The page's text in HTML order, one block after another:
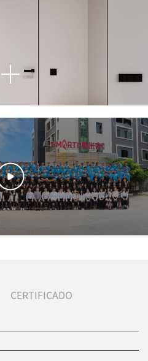
y los armarios blancos forman
una pintura sencilla y elegante, que
y elegante. Cada mancha blanca es
la mañana, aportando calidez y
en un mar infinito de nubes. Los
y superficies lisas, revelando una
que complementa el color uniforme
combinación no solo hace que el
Siempre que abres la puerta del
el aliento puro y fresco, lo que hace
CERTIFICADO